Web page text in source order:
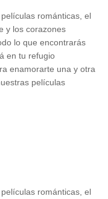
románticas, el
y los corazones
lo que encontrarás
en tu refugio
enamorarte una y otra
películas
románticas, el